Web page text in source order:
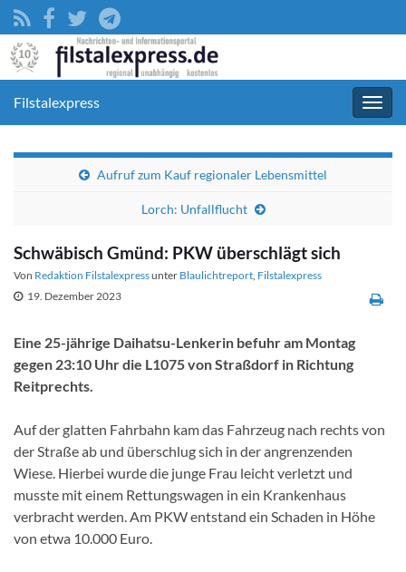
Filstalexpress
Aufruf zum Kauf regionaler Lebensmittel
Lorch: Unfallflucht
Schwäbisch Gmünd: PKW überschlägt sich
Von Redaktion Filstalexpressunter Blaulichtreport, Filstalexpress
19. Dezember 2023
Eine 25-jährige Daihatsu-Lenkerin befuhr am Montag
gegen 23:10 Uhr die L1075 von Straßdorf in Richtung
Reitprechts.
Auf der glatten Fahrbahn kam das Fahrzeug nach rechts von
der Straße ab und überschlug sich in der angrenzenden
Wiese. Hierbei wurde die junge Frau leicht verletzt und
musste mit einem Rettungswagen in ein Krankenhaus
verbracht werden. Am PKW entstand ein Schaden in Höhe
von etwa 10.000 Euro.